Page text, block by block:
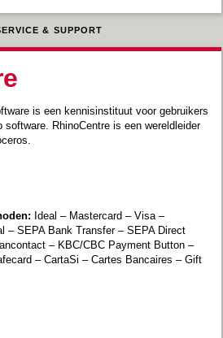
& SUPPORT
is een kennisinstituut voor gebruikers
software. RhinoCentre is een wereldleider
Ideal – Mastercard – Visa –
– SEPA Bank Transfer – SEPA Direct
– KBC/CBC Payment Button –
– CartaSi – Cartes Bancaires – Gift